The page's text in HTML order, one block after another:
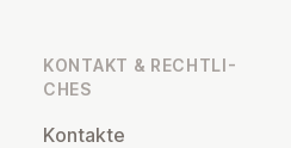
KONTAKT & RECHT­LI­
CHES
Kontakte